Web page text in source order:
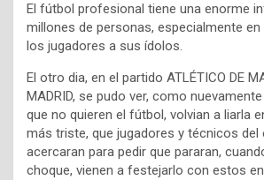
El fútbol profesional tiene una enorme
millones de personas, especialmente en
los jugadores a sus ídolos.
El otro dia, en el partido ATLÉTICO DE
MADRID, se pudo ver, como
que no quieren el fútbol, volvian a liarla
más triste, que jugadores y técnicos del
acercaran para pedir que pararan,
choque, vienen a festejarlo con estos